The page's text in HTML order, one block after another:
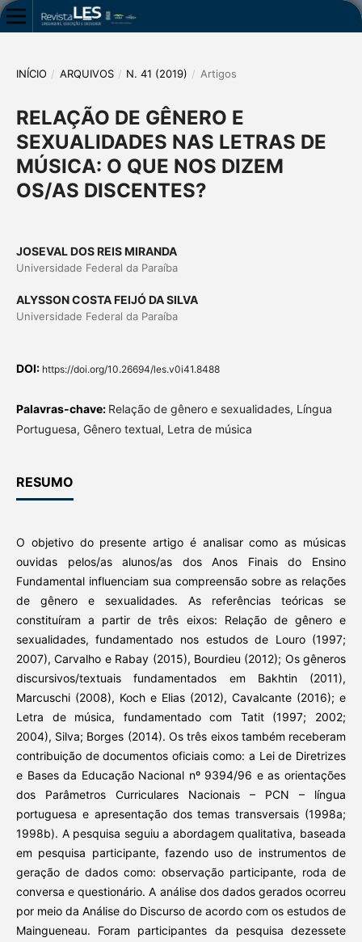
INÍCIO / ARQUIVOS / N. 41 (2019) / Artigos
RELAÇÃO DE GÊNERO E
SEXUALIDADES NAS LETRAS DE
MÚSICA: O QUE NOS DIZEM
OS/AS DISCENTES?
JOSEVAL DOS REIS MIRANDA
Universidade Federal da Paraíba
ALYSSON COSTA FEIJÓ DA SILVA
Universidade Federal da Paraíba
DOI: https://doi.org/10.26694/les.v0i41.8488
Palavras-chave: Relação de gênero e sexualidades, Língua
Portuguesa, Gênero textual, Letra de música
RESUMO
O objetivo do presente artigo é analisar como as músicas
ouvidas pelos/as alunos/as dos Anos Finais do Ensino
Fundamental influenciam sua compreensão sobre as relações
de gênero e sexualidades. As referências teóricas se
constituíram a partir de três eixos: Relação de gênero e
sexualidades, fundamentado nos estudos de Louro (1997;
2007), Carvalho e Rabay (2015), Bourdieu (2012); Os gêneros
discursivos/textuais fundamentados em Bakhtin (2011),
Marcuschi (2008), Koch e Elias (2012), Cavalcante (2016); e
Letra de música, fundamentado com Tatit (1997; 2002;
2004), Silva; Borges (2014). Os três eixos também receberam
contribuição de documentos oficiais como: a Lei de Diretrizes
e Bases da Educação Nacional nº 9394/96 e as orientações
dos Parâmetros Curriculares Nacionais – PCN – língua
portuguesa e apresentação dos temas transversais (1998a;
1998b). A pesquisa seguiu a abordagem qualitativa, baseada
em pesquisa participante, fazendo uso de instrumentos de
geração de dados como: observação participante, roda de
conversa e questionário. A análise dos dados gerados ocorreu
por meio da Análise do Discurso de acordo com os estudos de
Maingueneau. Foram participantes da pesquisa dezessete